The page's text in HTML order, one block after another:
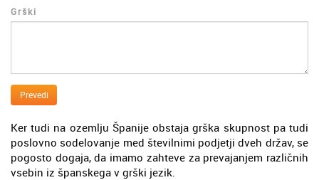
Grški
Prevedi
Ker tudi na ozemlju Španije obstaja grška skupnost pa tudi
poslovno sodelovanje med številnimi podjetji dveh držav, se
pogosto dogaja, da imamo zahteve za prevajanjem različnih
vsebin iz španskega v grški jezik.